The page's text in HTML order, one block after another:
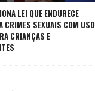
LEI QUE ENDURECE
CRIMES SEXUAIS COM USO
CRIANÇAS E